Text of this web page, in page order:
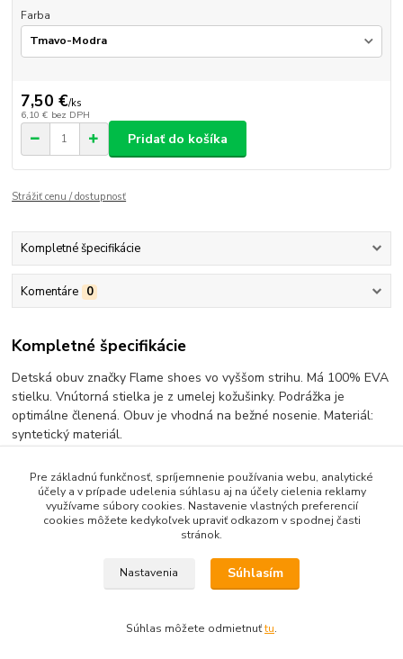
Farba
7,50 €/ks
6,10 € bez DPH
Pridať do košíka
Strážiť cenu / dostupnosť
Kompletné špecifikácie
Komentáre 0
Kompletné špecifikácie
Detská obuv značky Flame shoes vo vyššom strihu. Má 100% EVA
stielku. Vnútorná stielka je z umelej kožušinky. Podrážka je
optimálne členená. Obuv je vhodná na bežné nosenie. Materiál:
syntetický materiál.
Tovar zaradený v kategóriách
Pre základnú funkčnosť, spríjemnenie používania webu, analytické
účely a v prípade udelenia súhlasu aj na účely cielenia reklamy
využívame súbory cookies. Nastavenie vlastných preferencií
cookies môžete kedykoľvek upraviť odkazom v spodnej časti
stránok.
Nastavenia Súhlasím
Súhlas môžete odmietnuťtu.